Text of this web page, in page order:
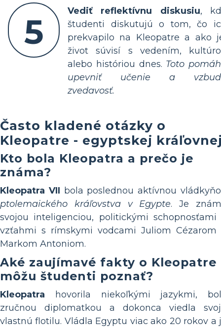
5
Vediť reflektívnu diskusiu,
študenti diskutujú o tom, čo
prekvapilo na Kleopatre a ako
život súvisí s vedením,
alebo históriou dnes. Toto
upevniť učenie a
zvedavosť.
Často kladené otázky o
Kleopatre - egyptskej
Kto bola Kleopatra a prečo je
známa?
Kleopatra VII bola poslednou aktívnou
ptolemaického kráľovstva v Egypte. Je
svojou inteligenciou, politickými schopnosťami
vzťahmi s rímskymi vodcami Juliom Cézarom
Markom Antoniom.
Aké zaujímavé fakty o Kleopatre
môžu študenti poznať?
Kleopatra hovorila niekoľkými jazykmi,
zručnou diplomatkou a dokonca viedla
vlastnú flotilu. Vládla Egyptu viac ako 20 rokov a